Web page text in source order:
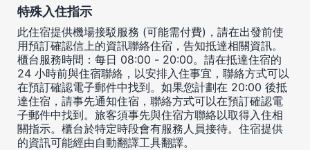
特殊入住指示
此住宿提供機場接駁服務 (可能需付費)，請在出發前使
用預訂確認信上的資訊聯絡住宿，告知抵達相關資訊。
櫃台服務時間：每日 08:00 - 20:00。請在抵達住宿的
24 小時前與住宿聯絡，以安排入住事宜，聯絡方式可以
在預訂確認電子郵件中找到。如果您計劃在 20:00 後抵
達住宿，請事先通知住宿，聯絡方式可以在預訂確認電
子郵件中找到。旅客須事先與住宿方聯絡以取得入住相
關指示。櫃台於特定時段會有服務人員接待。住宿提供
的資訊可能經由自動翻譯工具翻譯。